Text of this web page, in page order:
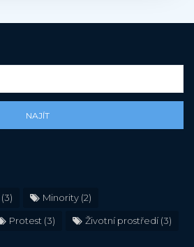
NAJÍT
(3) Minority (2)
Protest (3) Životní prostředí(3)